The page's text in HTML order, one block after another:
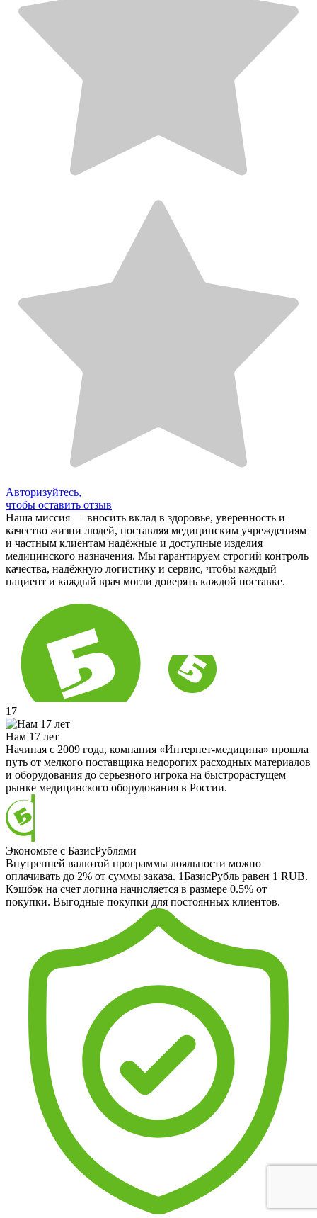
Авторизуйтесь,
чтобы оставить отзыв
Наша миссия — вносить вклад в здоровье, уверенность и
качество жизни людей, поставляя медицинским учреждениям
и частным клиентам надёжные и доступные изделия
медицинского назначения. Мы гарантируем строгий контроль
качества, надёжную логистику и сервис, чтобы каждый
пациент и каждый врач могли доверять каждой поставке.
17
Нам 17 лет
Начиная с 2009 года, компания «Интернет-медицина» прошла
путь от мелкого поставщика недорогих расходных материалов
и оборудования до серьезного игрока на быстрорастущем
рынке медицинского оборудования в России.
Экономьте с БазисРублями
Внутренней валютой программы лояльности можно
оплачивать до 2% от суммы заказа. 1БазисРубль равен 1 RUB.
Кэшбэк на счет логина начисляется в размере 0.5% от
покупки. Выгодные покупки для постоянных клиентов.